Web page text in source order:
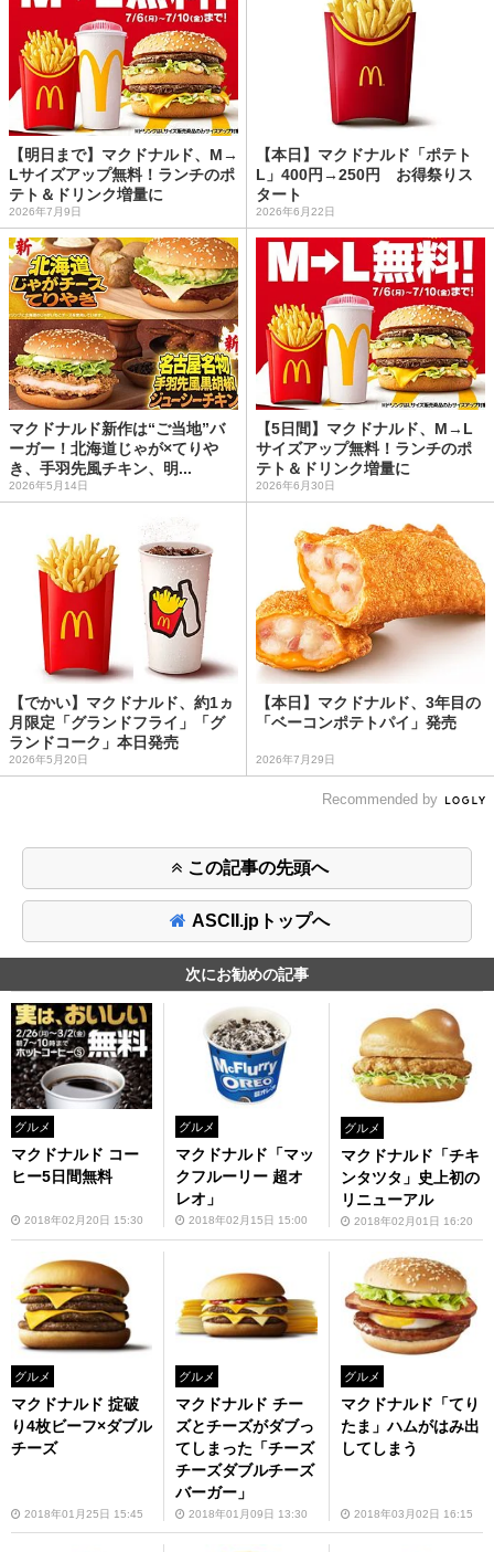
【明日まで】マクドナルド、M→
Lサイズアップ無料！ランチのポ
テト＆ドリンク増量に
2026年7月9日
【本日】マクドナルド「ポテト
L」400円→250円 お得祭りス
タート
2026年6月22日
マクドナルド新作は“ご当地”バ
ーガー！北海道じゃが×てりや
き、手羽先風チキン、明...
2026年5月14日
【5日間】マクドナルド、M→L
サイズアップ無料！ランチのポ
テト＆ドリンク増量に
2026年6月30日
【でかい】マクドナルド、約1ヵ
月限定「グランドフライ」「グ
ランドコーク」本日発売
2026年5月20日
【本日】マクドナルド、3年目の
「ベーコンポテトパイ」発売
2026年7月29日
Recommended by
この記事の先頭へ
ASCII.jpトップへ
次にお勧めの記事
グルメ
マクドナルド コー
ヒー5日間無料
2018年02月20日 15:30
グルメ
マクドナルド「マッ
クフルーリー 超オ
レオ」
2018年02月15日 15:00
グルメ
マクドナルド「チキ
ンタツタ」史上初の
リニューアル
2018年02月01日 16:20
グルメ
マクドナルド 掟破
り4枚ビーフ×ダブル
チーズ
2018年01月25日 15:45
グルメ
マクドナルド チー
ズとチーズがダブっ
てしまった「チーズ
チーズダブルチーズ
バーガー」
2018年01月09日 13:30
グルメ
マクドナルド「てり
たま」ハムがはみ出
してしまう
2018年03月02日 16:15